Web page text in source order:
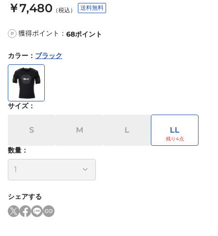
￥7,480 （税込） 送料無料
P 獲得ポイント： 68ポイント
カラー ： ブラック
サイズ：
S M L LL
数量：
シェアする